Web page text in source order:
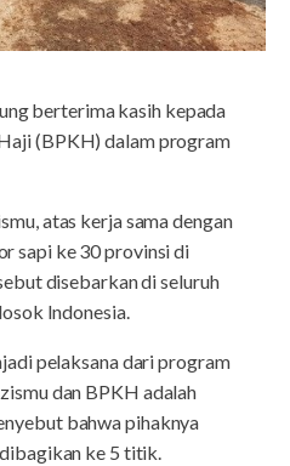
berterima kasih kepada
(BPKH) dalam program
atas kerja sama dengan
sapi ke 30 provinsi di
disebarkan di seluruh
Indonesia.
pelaksana dari program
dan BPKH adalah
bahwa pihaknya
ke 5 titik.